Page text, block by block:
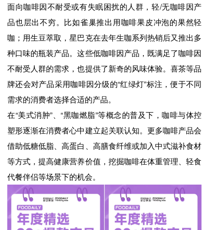
面向咖啡因不耐受或有失眠困扰的人群，轻/无咖啡因产
品也层出不穷。比如雀巢推出用咖啡果皮冲泡的果然轻
咖；用生豆萃取，星巴克在去年生咖系列热销后又推出多
种口味的瓶装产品。这些低咖啡因产品，既满足了咖啡因
不耐受人群的需求，也提供了新奇的风味体验。喜茶等品
牌还会对产品采用咖啡因分级的“红绿灯”标注，便于不同
需求的消费者选择合适的产品。
在“美式消肿”、“黑咖燃脂”等概念的普及下，咖啡与体控
塑形逐渐在消费者心中建立起关联认知。更多咖啡产品会
借助低糖低脂、高蛋白、高膳食纤维或加入中式滋补食材
等方式，提高健康营养价值，挖掘咖啡在体重管理、轻食
代餐伴侣等场景下的机会。